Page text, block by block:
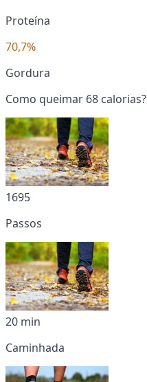
Proteína
70,7%
Gordura
Como queimar 68 calorias?
1695
Passos
20 min
Caminhada